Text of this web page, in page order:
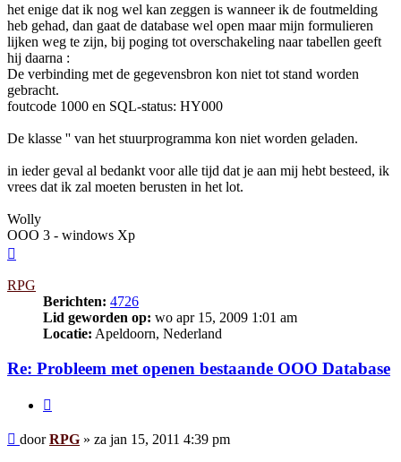
het enige dat ik nog wel kan zeggen is wanneer ik de foutmelding
heb gehad, dan gaat de database wel open maar mijn formulieren
lijken weg te zijn, bij poging tot overschakeling naar tabellen geeft
hij daarna :
De verbinding met de gegevensbron kon niet tot stand worden
gebracht.
foutcode 1000 en SQL-status: HY000
De klasse '' van het stuurprogramma kon niet worden geladen.
in ieder geval al bedankt voor alle tijd dat je aan mij hebt besteed, ik
vrees dat ik zal moeten berusten in het lot.
Wolly
OOO 3 - windows Xp
RPG
Berichten: 4726
Lid geworden op: wo apr 15, 2009 1:01 am
Locatie: Apeldoorn, Nederland
Re: Probleem met openen bestaande OOO Database
Bericht
doorRPG » za jan 15, 2011 4:39 pm